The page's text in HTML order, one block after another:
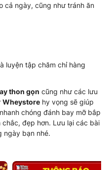
cả ngày, cũng như tránh ăn
luyện tập chăm chỉ hàng
thon gọn cũng như các lưu
Wheystore hy vọng sẽ giúp
chóng đánh bay mỡ bắp
đẹp hơn. Lưu lại các bài
ngày bạn nhé.